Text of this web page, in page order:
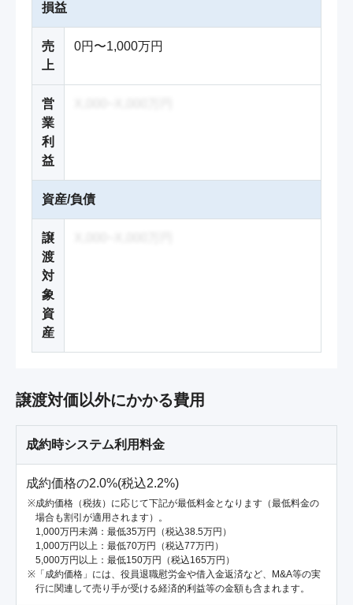
損益
売
上
0円〜1,000万円
営
業
利
益
資産/負債
譲
渡
対
象
資
産
譲渡対価以外にかかる費用
成約時システム利用料金
成約価格の2.0%(税込2.2%)
成約価格（税抜）に応じて下記が最低料金となります（最低料金の
場合も割引が適用されます）。
1,000万円未満：最低35万円（税込38.5万円）
1,000万円以上：最低70万円（税込77万円）
5,000万円以上：最低150万円（税込165万円）
「成約価格」には、役員退職慰労金や借入金返済など、M&A等の実
行に関連して売り手が受ける経済的利益等の金額も含まれます。